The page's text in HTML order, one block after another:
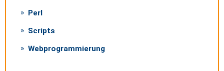
Perl
Scripts
Webprogrammierung